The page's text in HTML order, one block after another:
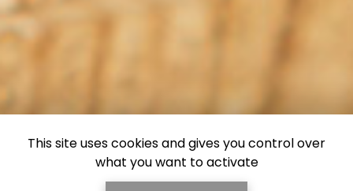
This site uses cookies and gives you control over
what you want to activate